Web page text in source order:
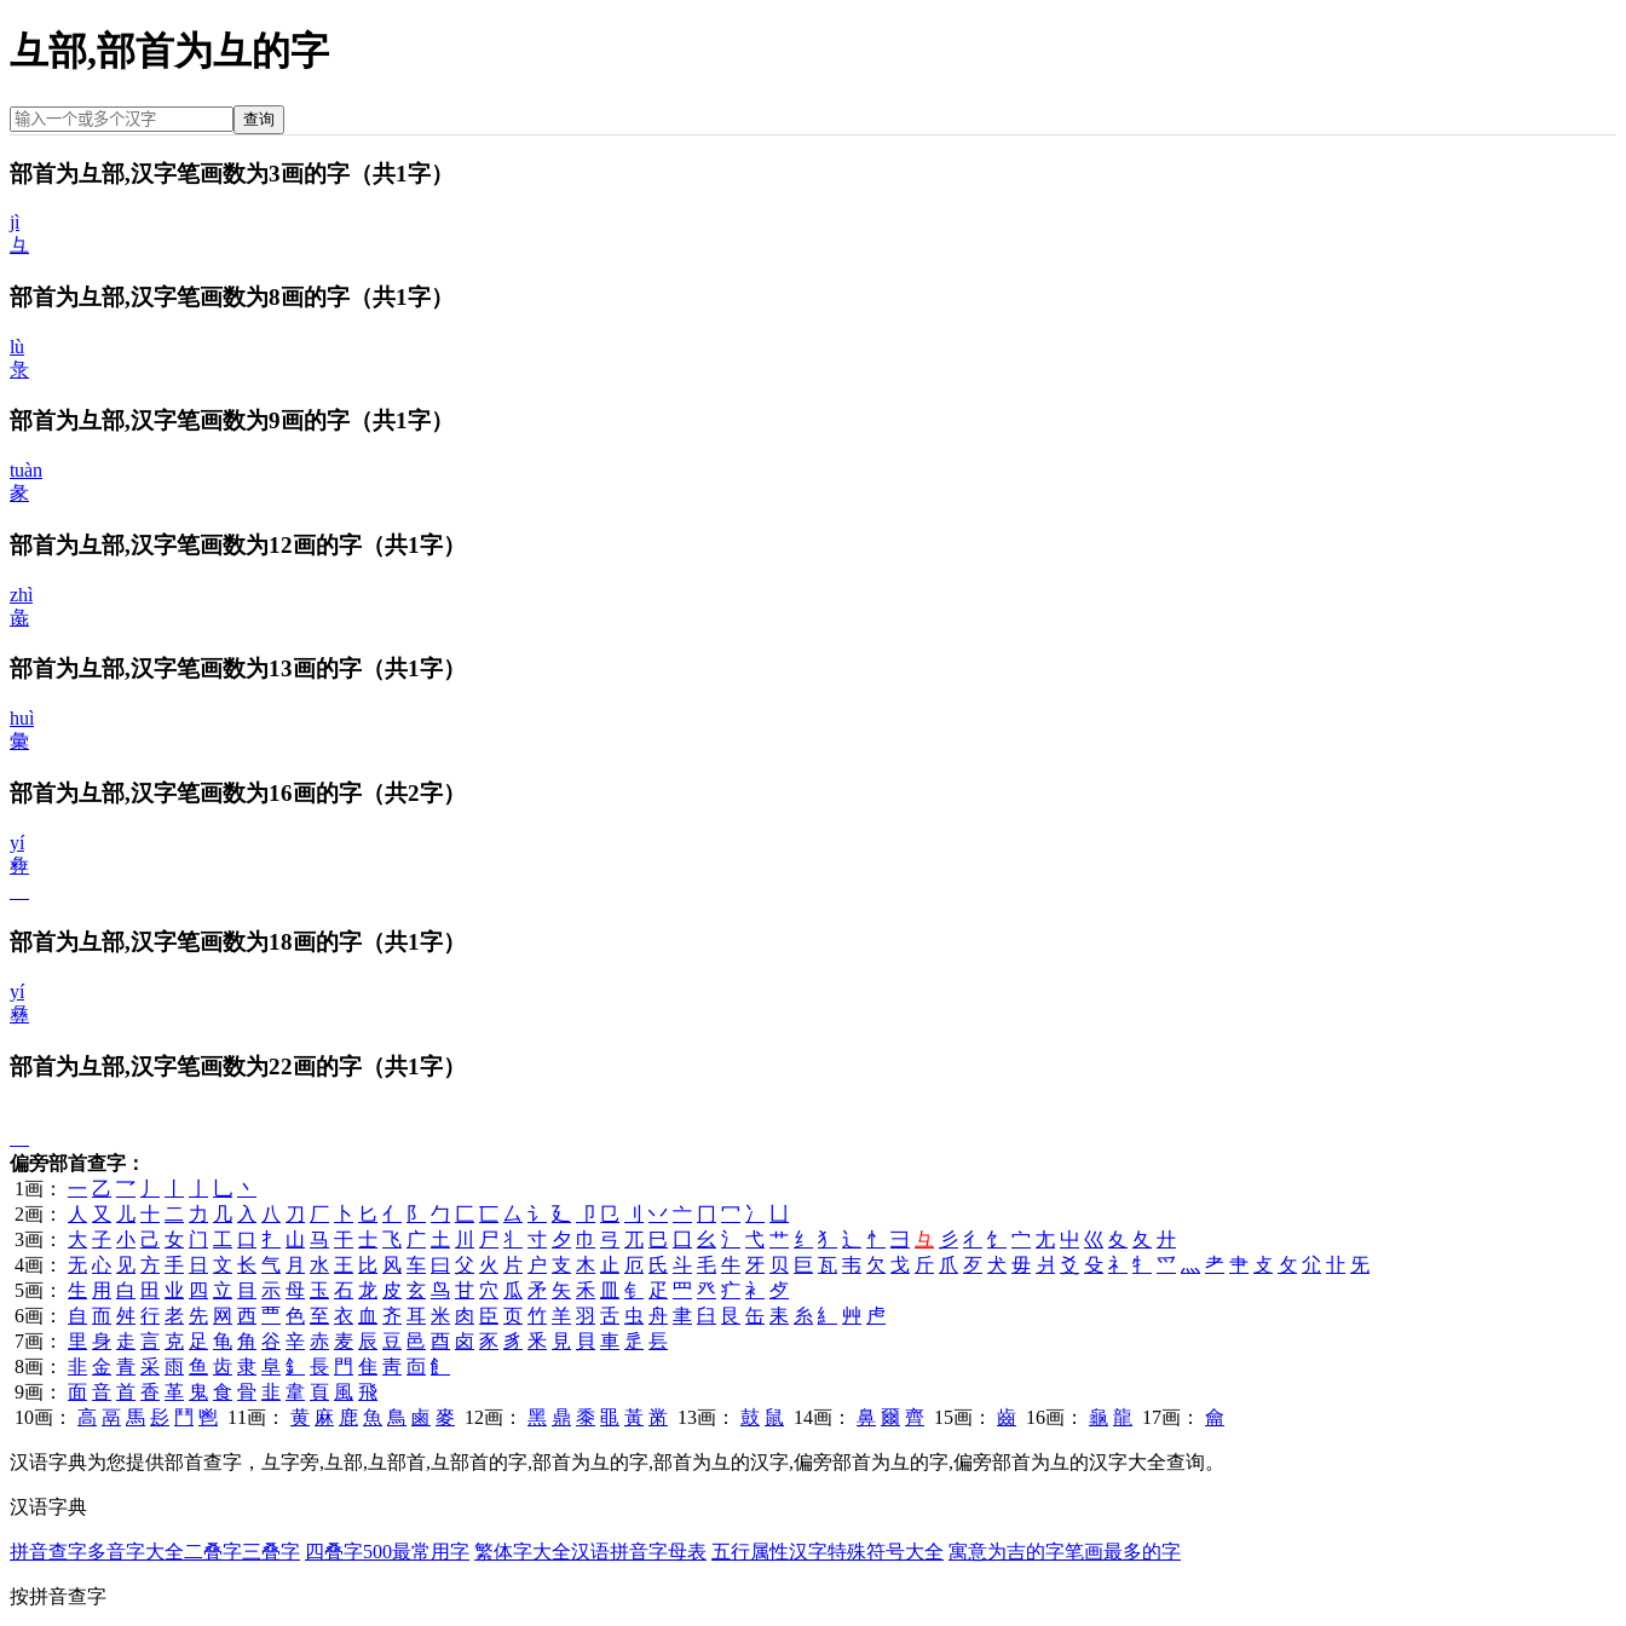
彑部,部首为彑的字
查询
部首为彑部,汉字笔画数为3画的字 （共1字）
jì
彑
部首为彑部,汉字笔画数为8画的字 （共1字）
lù
彔
部首为彑部,汉字笔画数为9画的字 （共1字）
tuàn
彖
部首为彑部,汉字笔画数为12画的字 （共1字）
zhì
彘
部首为彑部,汉字笔画数为13画的字 （共1字）
huì
彙
部首为彑部,汉字笔画数为16画的字 （共2字）
yí
彜
部首为彑部,汉字笔画数为18画的字 （共1字）
yí
彝
部首为彑部,汉字笔画数为22画的字 （共1字）
偏旁部首查字：
1画： 一 乙 乛 丿 乚 丶
2画：
人 又 儿 十 二 力 几 入 八 刀 厂 卜 匕 亻 阝 勹 匚 匸 厶 讠 廴 卩 㔾 刂 丷 亠 冂 冖 冫
3画： 大 子 小 己 女 门 工 口 扌 山 马 干 士 飞 广 土 川 尸 丬 寸 夕 巾 弓 兀 巳 囗 幺 氵 弋 艹 纟 犭 辶 忄 彐 彑 彡 彳 饣 宀 尢 屮 巛 夊 夂 廾
4画： 无 心 见 方 手 日 文 长 气 月 水 王 比 风 车 曰 父 火 片 户 支 木 止 厄 氏 斗 毛 牛 牙 贝 巨 瓦 韦 欠 戈 斤 爪 歹 犬 毋 爿 爻 殳 礻 牜 爫 灬 耂 肀 攴 攵 尣 卝 旡
5画： 生 用 白 田 业 四 立 目 示 母 玉 石 龙 皮 玄 鸟 甘 穴 瓜 矛 矢 禾 皿 钅 疋 罒 癶 疒 衤
歺
6画：
自 而 舛 行 老 先 网 西 覀 色 至 衣 血 齐 耳 米 肉 臣 页 竹 羊 羽 舌 虫 舟 聿 臼 艮 缶 耒 糸 糹 艸 虍
7画： 里 身 走 言 克 足 龟 角 谷 辛 赤 麦 辰 豆 邑 酉 卤 豕 豸 釆 見 貝 車 辵 镸
8画： 非 金 青 采 雨 鱼 齿 隶 阜 釒 長 門 隹 靑 靣 飠
9画： 面 音 首 香 革 鬼 食 骨 韭 韋 頁 風 飛
10画： 高 鬲 馬 髟 鬥 鬯 11画： 黄 麻 鹿 魚 鳥 鹵 麥 12画： 黑 鼎 黍 黽 黃 黹 13画： 鼓 鼠 14画： 鼻 爾 齊 15画： 齒 16画： 龜 龍 17画： 龠
汉语字典为您提供部首查字，彑字旁,彑部,彑部首,彑部首的字,部首为彑的字,部首为彑的汉字,偏旁部首为彑的字,偏旁部首为彑的汉字大全查询。
汉语字典
拼音查字多音字大全二叠字三叠字 四叠字500最常用字 繁体字大全汉语拼音字母表 五行属性汉字特殊符号大全 寓意为吉的字笔画最多的字
按拼音查字